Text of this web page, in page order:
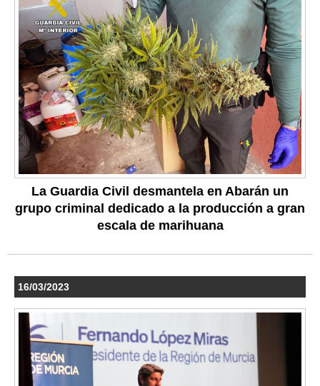
La Guardia Civil desmantela en Abarán un
grupo criminal dedicado a la producción a gran
escala de marihuana
16/03/2023